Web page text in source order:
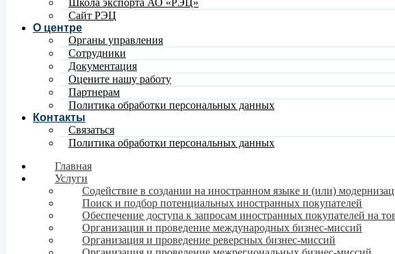
Школа экспорта АО «РЭЦ»
Сайт РЭЦ
О центре
Органы управления
Сотрудники
Документация
Оцените нашу работу
Партнерам
Политика обработки персональных данных
Контакты
Связаться
Политика обработки персональных данных
Главная
Услуги
Содействие в создании на иностранном языке и (или)
Поиск и подбор потенциальных иностранных покупателей
Обеспечение доступа к запросам иностранных покупателей на
Организация и проведение международных бизнес-миссий
Организация и проведение реверсных бизнес-миссий